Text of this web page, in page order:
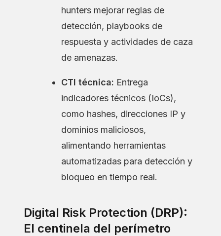
hunters mejorar reglas de
detección, playbooks de
respuesta y actividades de caza
de amenazas.
CTI técnica: Entrega
indicadores técnicos (IoCs),
como hashes, direcciones IP y
dominios maliciosos,
alimentando herramientas
automatizadas para detección y
bloqueo en tiempo real.
Digital Risk Protection (DRP):
El centinela del perímetro